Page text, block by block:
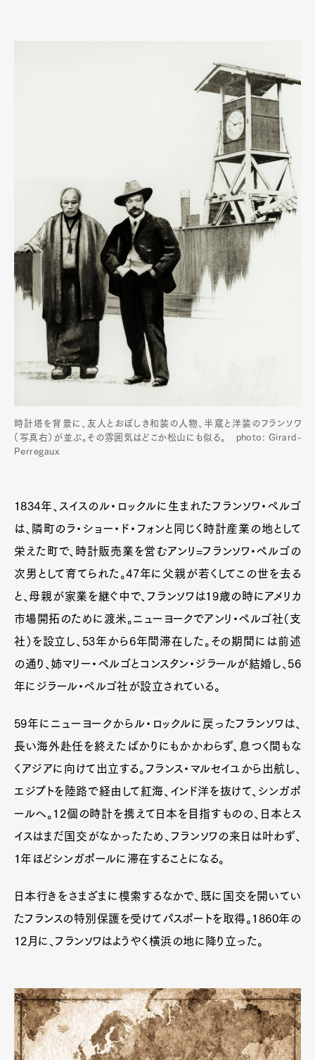
時計塔を背景に、友人とおぼしき和装の人物、半蔵と洋装のフランソワ
（写真右）が並ぶ。その雰囲気はどこか松山にも似る。 photo: Girard-
Perregaux
1834年、スイスのル・ロックルに生まれたフランソワ・ペルゴ
は、隣町のラ・ショー・ド・フォンと同じく時計産業の地として
栄えた町で、時計販売業を営むアンリ=フランソワ・ペルゴの
次男として育てられた。47年に父親が若くしてこの世を去る
と、母親が家業を継ぐ中で、フランソワは19歳の時にアメリカ
市場開拓のために渡米。ニューヨークでアンリ・ペルゴ社（支
社）を設立し、53年から6年間滞在した。その期間には前述
の通り、姉マリー・ペルゴとコンスタン・ジラールが結婚し、56
年にジラール・ペルゴ社が設立されている。
59年にニューヨークからル・ロックルに戻ったフランソワは、
長い海外赴任を終えたばかりにもかかわらず、息つく間もな
くアジアに向けて出立する。フランス・マルセイユから出航し、
エジプトを陸路で経由して紅海、インド洋を抜けて、シンガポ
ールへ。12個の時計を携えて日本を目指すものの、日本とス
イスはまだ国交がなかったため、フランソワの来日は叶わず、
１年ほどシンガポールに滞在することになる。
日本行きをさまざまに模索するなかで、既に国交を開いてい
たフランスの特別保護を受けてパスポートを取得。1860年の
12月に、フランソワはようやく横浜の地に降り立った。